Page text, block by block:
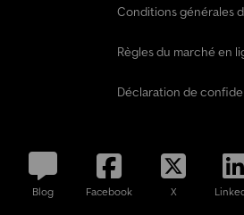
Conditions générales
Règles du marché en
Déclaration de
Blog Facebook X